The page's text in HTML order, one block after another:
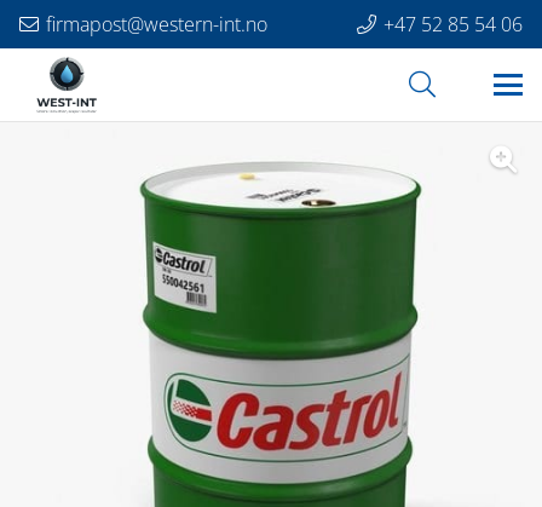
firmapost@western-int.no +47 52 85 54 06